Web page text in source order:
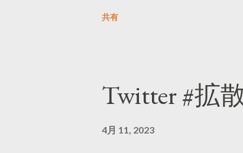
共有
Twitter #拡
4月 11, 2023